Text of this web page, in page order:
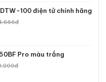
100 điện tử chính hãng
Pro màu trắng